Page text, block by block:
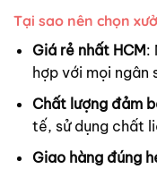
Tại sao nên chọn
Giá rẻ nhất HCM:
hợp với mọi ngân
Chất lượng đảm
tế, sử dụng chất
Giao hàng đúng